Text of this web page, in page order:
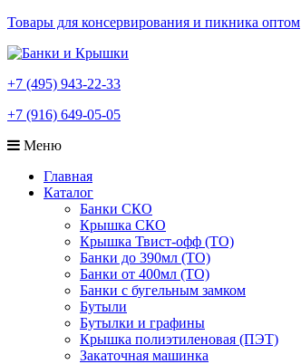
Товары для консервирования и пикника оптом
+7 (495) 943-22-33
+7 (916) 649-05-05
Меню
Главная
Каталог
Банки СКО
Крышка СКО
Крышка Твист-офф (ТО)
Банки до 390мл (ТО)
Банки от 400мл (ТО)
Банки с бугельным замком
Бутыли
Бутылки и графины
Крышка полиэтиленовая (ПЭТ)
Закаточная машинка